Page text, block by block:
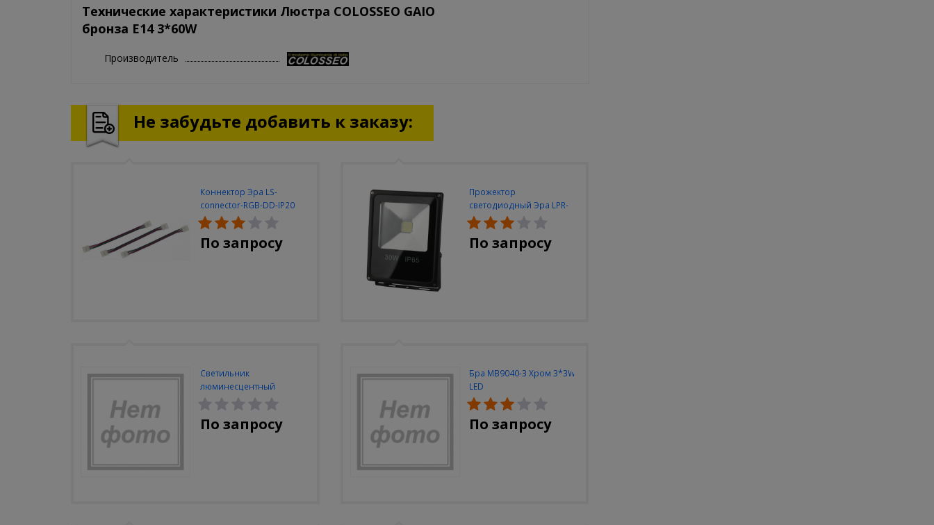
Технические характеристики Люстра COLOSSEO GAIO
бронза E14 3*60W
Производитель
Не забудьте добавить к заказу:
Коннектор Эра LS-
connector-RGB-DD-IP20
(3шт/уп)
По запросу
Прожектор
светодиодный Эра LPR-
30W-6500K-M
По запросу
Светильник
люминесцентный
Navigator NEL-A2-E130-T4-
840/WH
По запросу
Бра MB9040-3 Хром 3*3W
LED
По запросу